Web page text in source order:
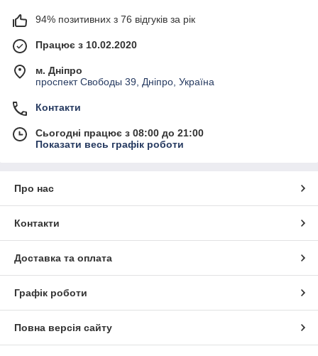
94% позитивних з 76 відгуків за рік
Працює з 10.02.2020
м. Дніпро
проспект Свободы 39, Дніпро, Україна
Контакти
Сьогодні працює з 08:00 до 21:00
Показати весь графік роботи
Про нас
Контакти
Доставка та оплата
Графік роботи
Повна версія сайту